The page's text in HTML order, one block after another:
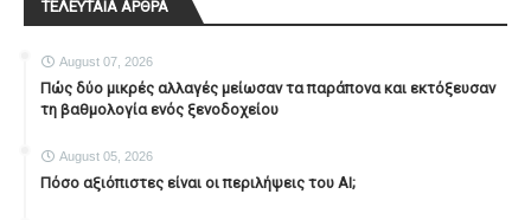
ΤΕΛΕΥΤΑΙΑ ΑΡΘΡΑ
August 07, 2026
Πώς δύο μικρές αλλαγές μείωσαν τα παράπονα και εκτόξευσαν
τη βαθμολογία ενός ξενοδοχείου
August 05, 2026
Πόσο αξιόπιστες είναι οι περιλήψεις του ΑΙ;